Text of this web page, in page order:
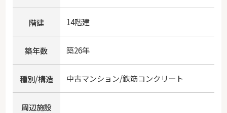
階建 14階建
築年数 築26年
種別/構造 中古マンション/鉄筋コンクリート
周辺施設